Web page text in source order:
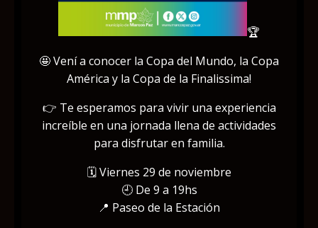
🏆
🤩 Vení a conocer la Copa del Mundo, la Copa
América y la Copa de la Finalissima!
👉 Te esperamos para vivir una experiencia
increíble en una jornada llena de actividades
para disfrutar en familia.
🗓 Viernes 29 de noviembre
🕘 De 9 a 19hs
📍 Paseo de la Estación